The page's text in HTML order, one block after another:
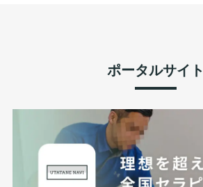
ポータルサイト